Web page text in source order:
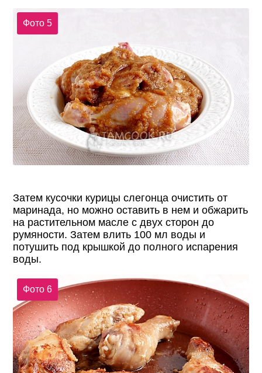
Фото 5
Затем кусочки курицы слегонца очистить от
маринада, но можно оставить в нем и обжарить
на растительном масле с двух сторон до
румяности. Затем влить 100 мл воды и
потушить под крышкой до полного испарения
воды.
Фото 6